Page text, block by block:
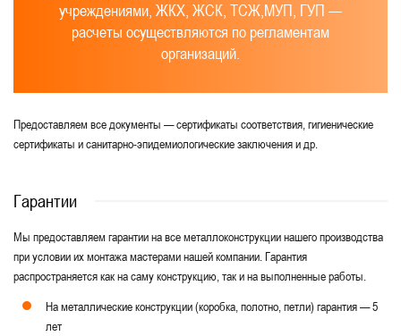
учреждениями, ЖКХ, ЖСК, ТСЖ,МУП, ГУП —
расчеты осуществляются по регламентам
организаций.
Предоставляем все документы — сертификаты соответствия, гигиенические
сертификаты и санитарно-эпидемиологические заключения и др.
Гарантии
Мы предоставляем гарантии на все металлоконструкции нашего производства
при условии их монтажа мастерами нашей компании. Гарантия
распространяется как на саму конструкцию, так и на выполненные работы.
На металлические конструкции (коробка, полотно, петли) гарантия — 5
лет